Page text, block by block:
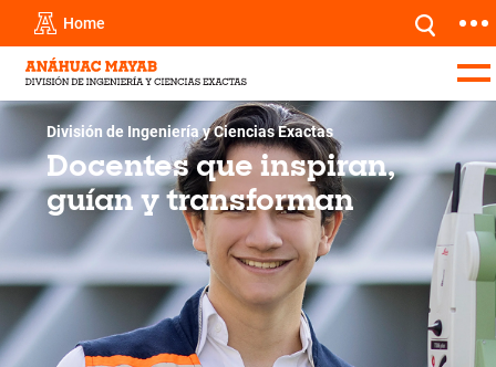
Home
División de Ingeniería y Ciencias Exactas
Docentes que inspiran,
guían y transforman